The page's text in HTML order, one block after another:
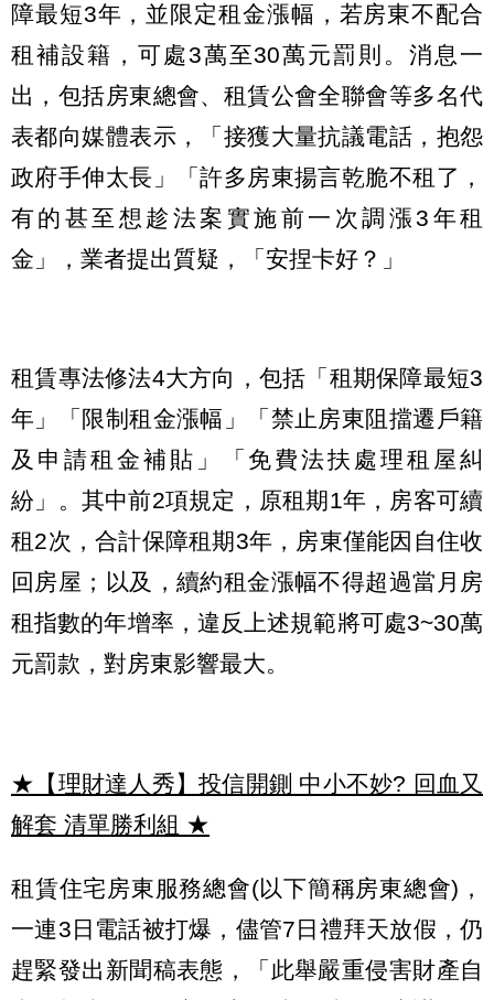
障最短3年，並限定租金漲幅，若房東不配合
租補設籍，可處3萬至30萬元罰則。消息一
出，包括房東總會、租賃公會全聯會等多名代
表都向媒體表示，「接獲大量抗議電話，抱怨
政府手伸太長」「許多房東揚言乾脆不租了，
有的甚至想趁法案實施前一次調漲3年租
金」，業者提出質疑，「安捏卡好？」
租賃專法修法4大方向，包括「租期保障最短3
年」「限制租金漲幅」「禁止房東阻擋遷戶籍
及申請租金補貼」「免費法扶處理租屋糾
紛」。其中前2項規定，原租期1年，房客可續
租2次，合計保障租期3年，房東僅能因自住收
回房屋；以及，續約租金漲幅不得超過當月房
租指數的年增率，違反上述規範將可處3~30萬
元罰款，對房東影響最大。
★【理財達人秀】投信開鍘 中小不妙? 回血又
解套 清單勝利組 ★
租賃住宅房東服務總會(以下簡稱房東總會)，
一連3日電話被打爆，儘管7日禮拜天放假，仍
趕緊發出新聞稿表態，「此舉嚴重侵害財產自